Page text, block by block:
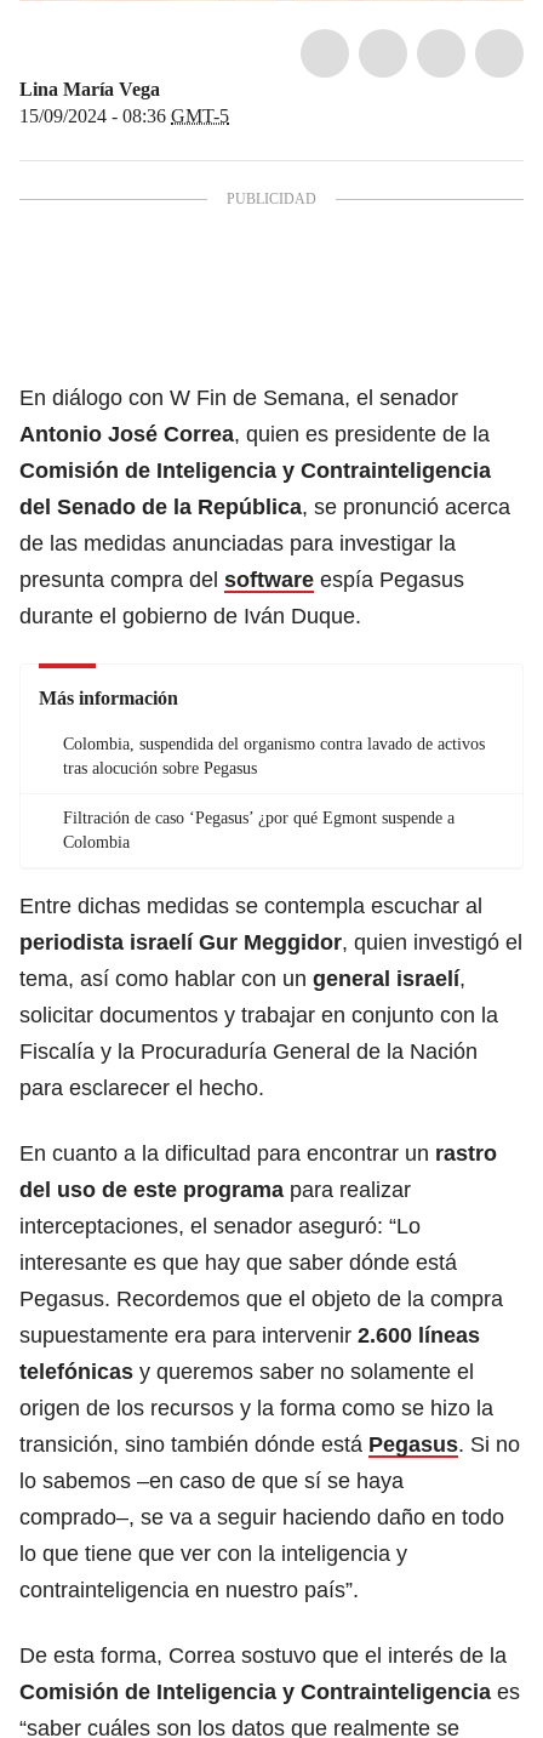
Lina María Vega
15/09/2024 - 08:36 GMT-5
En diálogo con W Fin de Semana, el senador
Antonio José Correa, quien es presidente de la
Comisión de Inteligencia y Contrainteligencia
del Senado de la República, se pronunció acerca
de las medidas anunciadas para investigar la
presunta compra del software espía Pegasus
durante el gobierno de Iván Duque.
Más información
Colombia, suspendida del organismo contra lavado de activos
tras alocución sobre Pegasus
Filtración de caso ‘Pegasus’ ¿por qué Egmont suspende a
Colombia
Entre dichas medidas se contempla escuchar al
periodista israelí Gur Meggidor, quien investigó el
tema, así como hablar con un general israelí,
solicitar documentos y trabajar en conjunto con la
Fiscalía y la Procuraduría General de la Nación
para esclarecer el hecho.
En cuanto a la dificultad para encontrar un rastro
del uso de este programa para realizar
interceptaciones, el senador aseguró: “Lo
interesante es que hay que saber dónde está
Pegasus. Recordemos que el objeto de la compra
supuestamente era para intervenir 2.600 líneas
telefónicas y queremos saber no solamente el
origen de los recursos y la forma como se hizo la
transición, sino también dónde está Pegasus. Si no
lo sabemos –en caso de que sí se haya
comprado–, se va a seguir haciendo daño en todo
lo que tiene que ver con la inteligencia y
contrainteligencia en nuestro país”.
De esta forma, Correa sostuvo que el interés de la
Comisión de Inteligencia y Contrainteligencia es
“saber cuáles son los datos que realmente se